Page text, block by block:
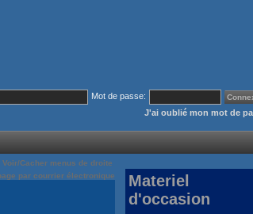
Mot de passe:
J'ai oublié mon mot de
Voir/Cacher menus de droite
par courrier électronique
Materiel
d'occasion